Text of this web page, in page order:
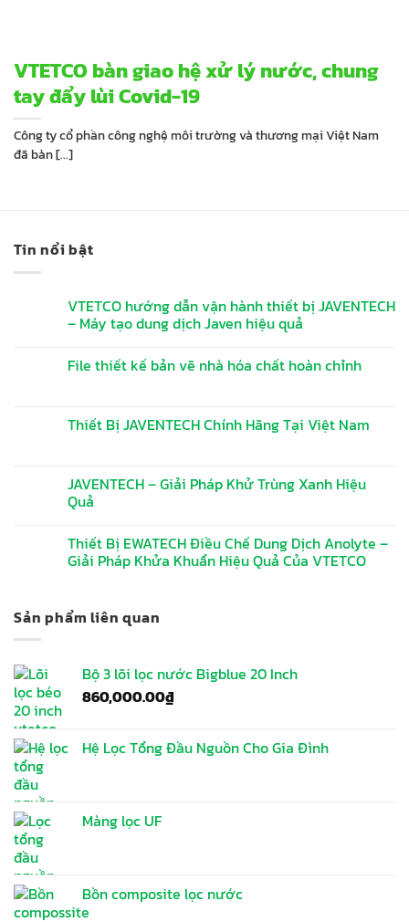
VTETCO bàn giao hệ xử lý nước, chung
tay đẩy lùi Covid-19
Công ty cổ phần công nghệ môi trường và thương mại Việt Nam
đã bàn [...]
Tin nổi bật
VTETCO hướng dẫn vận hành thiết bị JAVENTECH
– Máy tạo dung dịch Javen hiệu quả
File thiết kế bản vẽ nhà hóa chất hoàn chỉnh
Thiết Bị JAVENTECH Chính Hãng Tại Việt Nam
JAVENTECH – Giải Pháp Khử Trùng Xanh Hiệu
Quả
Thiết Bị EWATECH Điều Chế Dung Dịch Anolyte –
Giải Pháp Khửa Khuẩn Hiệu Quả Của VTETCO
Sản phẩm liên quan
Bộ 3 lõi lọc nước Bigblue 20 Inch
860,000.00₫
Hệ Lọc Tổng Đầu Nguồn Cho Gia Đình
Màng lọc UF
Bồn composite lọc nước